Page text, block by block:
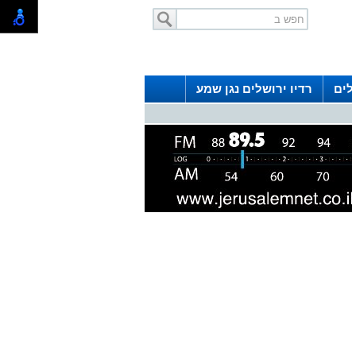
רדיו ירושלים נגן שמע